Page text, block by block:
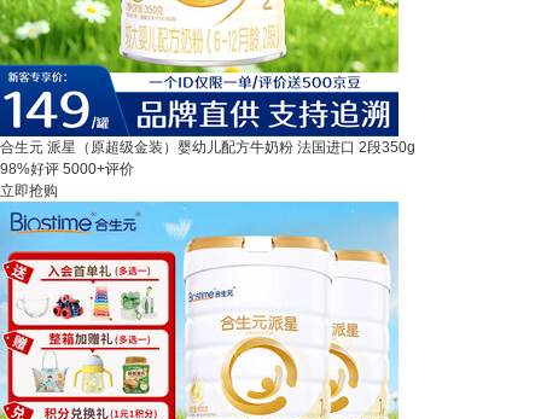
合生元 派星（原超级金装）婴幼儿配方牛奶粉 法国进口 2段350g
98%好评 5000+评价
立即抢购